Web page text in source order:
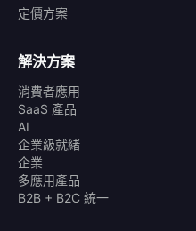
定價方案
解決方案
消費者應用
SaaS 產品
AI
企業級就緒
企業
多應用產品
B2B + B2C 統一